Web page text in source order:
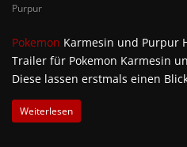
Purpur
Pokemon Karmesin und Purpur
Trailer für Pokemon Karmesin
Diese lassen erstmals einen
Weiterlesen